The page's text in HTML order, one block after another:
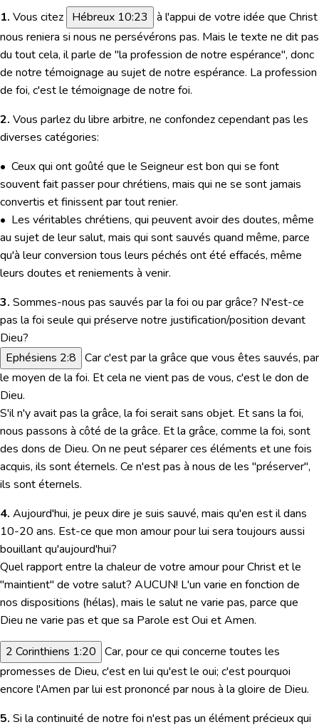
1. Vous citez Hébreux 10:23
à l'appui de votre idée que Christ
nous reniera si nous ne persévérons pas. Mais le texte ne dit pas
du tout cela, il parle de "la profession de notre espérance", donc
de notre témoignage au sujet de notre espérance. La profession
de foi, c'est le témoignage de notre foi.
2. Vous parlez du libre arbitre, ne confondez cependant pas les
diverses catégories:
• Ceux qui ont goûté que le Seigneur est bon qui se font
souvent fait passer pour chrétiens, mais qui ne se sont jamais
convertis et finissent par tout renier.
• Les véritables chrétiens, qui peuvent avoir des doutes, même
au sujet de leur salut, mais qui sont sauvés quand même, parce
qu'à leur conversion tous leurs péchés ont été effacés, même
leurs doutes et reniements à venir.
3. Sommes-nous pas sauvés par la foi ou par grâce? N'est-ce
pas la foi seule qui préserve notre justification/position devant
Dieu?
Ephésiens 2:8 Car c'est par la grâce que vous êtes sauvés, par
le moyen de la foi. Et cela ne vient pas de vous, c'est le don de
Dieu.
S'il n'y avait pas la grâce, la foi serait sans objet. Et sans la foi,
nous passons à côté de la grâce. Et la grâce, comme la foi, sont
des dons de Dieu. On ne peut séparer ces éléments et une fois
acquis, ils sont éternels. Ce n'est pas à nous de les "préserver",
ils sont éternels.
4. Aujourd'hui, je peux dire je suis sauvé, mais qu'en est il dans
10-20 ans. Est-ce que mon amour pour lui sera toujours aussi
bouillant qu'aujourd'hui?
Quel rapport entre la chaleur de votre amour pour Christ et le
"maintient" de votre salut? AUCUN! L'un varie en fonction de
nos dispositions (hélas), mais le salut ne varie pas, parce que
Dieu ne varie pas et que sa Parole est Oui et Amen.
2 Corinthiens 1:20 Car, pour ce qui concerne toutes les
promesses de Dieu, c'est en lui qu'est le oui; c'est pourquoi
encore l'Amen par lui est prononcé par nous à la gloire de Dieu.
5. Si la continuité de notre foi n'est pas un élément précieux qui